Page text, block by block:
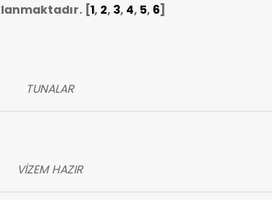
[1, 2, 3, 4, 5, 6]
TUNALAR
VİZEM HAZIR